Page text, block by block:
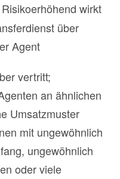
wirkt
über
Agent
vertritt;
an ähnlichen
Umsatzmuster
mit ungewöhnlich
ungewöhnlich
oder viele